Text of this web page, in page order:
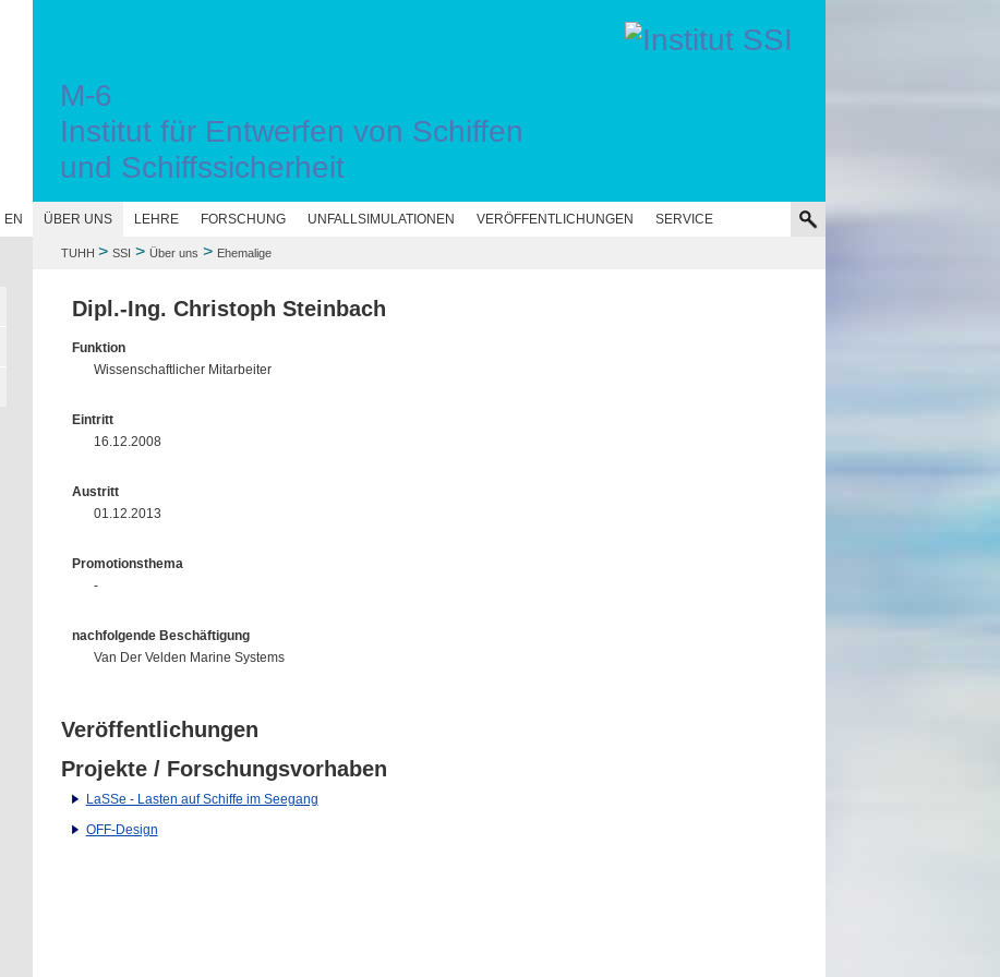
M-6
Institut für Entwerfen von Schiffen
und Schiffssicherheit
EN ÜBER UNS LEHRE FORSCHUNG UNFALLSIMULATIONEN VERÖFFENTLICHUNGEN SERVICE
TUHH > SSI > Über uns > Ehemalige
Dipl.-Ing. Christoph Steinbach
Funktion
Wissenschaftlicher Mitarbeiter
Eintritt
16.12.2008
Austritt
01.12.2013
Promotionsthema
-
nachfolgende Beschäftigung
Van Der Velden Marine Systems
Veröffentlichungen
Projekte / Forschungsvorhaben
LaSSe - Lasten auf Schiffe im Seegang
OFF-Design